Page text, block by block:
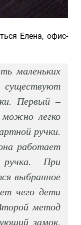
Елена, офис-
маленьких
Первый –
легко
ручки.
работает
При
выбранное
чего дети
метод
замок.